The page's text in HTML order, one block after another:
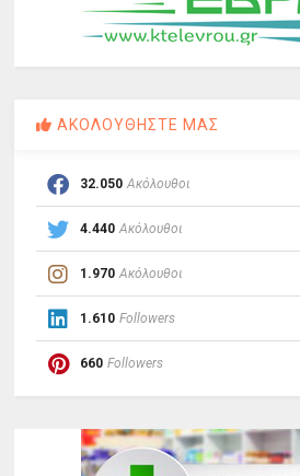
ΑΚΟΛΟΥΘΗΣΤΕ ΜΑΣ
32.050 Ακόλουθοι
4.440 Ακόλουθοι
1.970 Ακόλουθοι
1.610 Followers
660 Followers